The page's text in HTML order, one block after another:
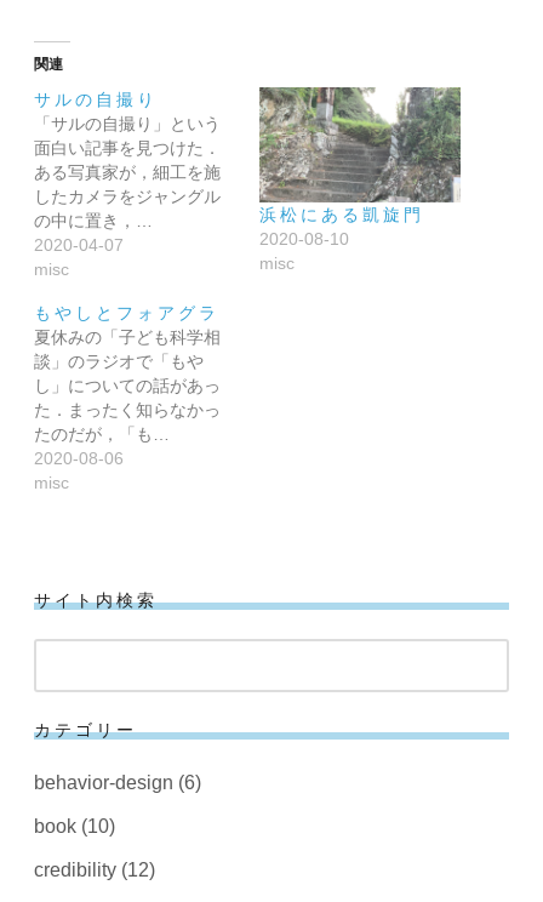
関連
サルの自撮り
「サルの自撮り」という
面白い記事を見つけた．
ある写真家が，細工を施
したカメラをジャングル
の中に置き，…
2020-04-07
misc
浜松にある凱旋門
2020-08-10
misc
もやしとフォアグラ
夏休みの「子ども科学相
談」のラジオで「もや
し」についての話があっ
た．まったく知らなかっ
たのだが，「も…
2020-08-06
misc
サイト内検索
カテゴリー
behavior-design (6)
book (10)
credibility (12)